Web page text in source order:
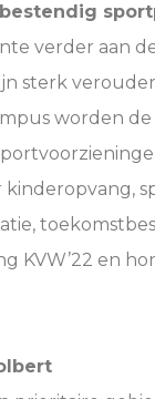
verder aan
sterk
worden
KVW’22 en